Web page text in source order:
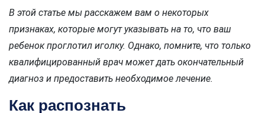
В этой статье мы расскажем вам о некоторых
признаках, которые могут указывать на то, что ваш
ребенок проглотил иголку. Однако, помните, что только
квалифицированный врач может дать окончательный
диагноз и предоставить необходимое лечение.
Как распознать